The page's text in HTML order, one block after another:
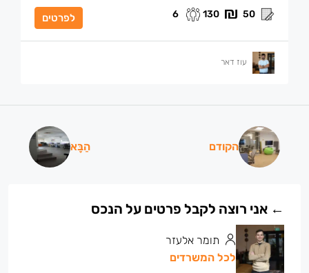
50
130
6 לפרטים
עוז דאר
הקודם הַבָּא
תומר אלעזר
לכל המשרדים